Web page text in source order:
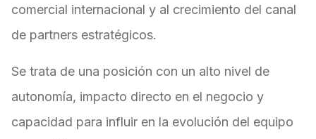
comercial internacional y al crecimiento del canal
de partners estratégicos.
Se trata de una posición con un alto nivel de
autonomía, impacto directo en el negocio y
capacidad para influir en la evolución del equipo